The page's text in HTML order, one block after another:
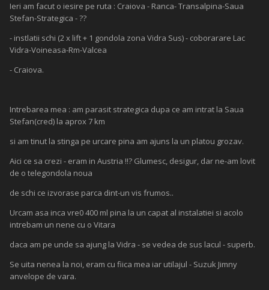
Ieri am facut o iesire pe ruta : Craiova - Ranca- Transalpina-Saua
Stefan-Strategica - ??
- instlatii schi (2 x lift + 1 gondola zona Vidra Sus) - coborarare Lac
Vidra-Voineasa-Rm-Valcea
- Craiova.
Intrebarea mea : am parasit strategica dupa ce am intrat la Saua
Stefan(cred) la aprox 7 km
si am tinut la stinga pe urcare pina am ajuns la un platou grozav.
Aici ce sa crezi - eram in Austria !!? Glumesc, desigur, dar ne-am lovit
de o telegondola noua
de schi ce izvorase parca dint-un vis frumos..
Urcam asa inca vre0 400 ml pina la un capat al instalatiei si acolo
intrebam un nene cu o Vitara
daca am pe unde sa ajung la Vidra - se vedea de sus lacul - superb.
Se uita nenea la noi, eram cu fiica mea iar utilajul - Suzuk Jimny
anvelope de vara.